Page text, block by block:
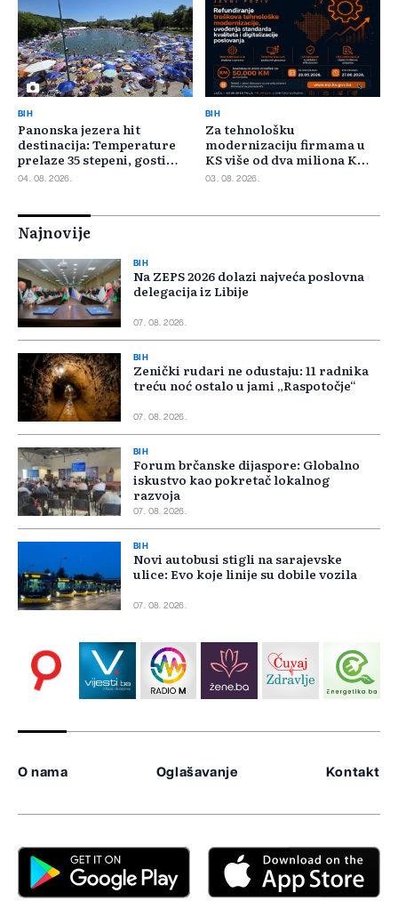
BIH
Panonska jezera hit
destinacija: Temperature
prelaze 35 stepeni, gosti
pristižu iz cijele regije
04. 08. 2026.
BIH
Za tehnološku
modernizaciju firmama u
KS više od dva miliona KM,
odbijeno 135 prijava
03. 08. 2026.
Najnovije
BIH
Na ZEPS 2026 dolazi najveća poslovna
delegacija iz Libije
07. 08. 2026.
BIH
Zenički rudari ne odustaju: 11 radnika
treću noć ostalo u jami „Raspotočje“
07. 08. 2026.
BIH
Forum brčanske dijaspore: Globalno
iskustvo kao pokretač lokalnog
razvoja
07. 08. 2026.
BIH
Novi autobusi stigli na sarajevske
ulice: Evo koje linije su dobile vozila
07. 08. 2026.
O nama Oglašavanje Kontakt